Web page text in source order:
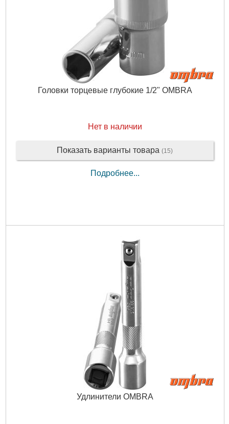
Головки торцевые глубокие 1/2" OMBRA
Нет в наличии
Показать варианты товара (15)
Подробнее...
Удлинители OMBRA